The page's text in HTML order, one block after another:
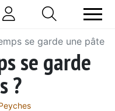
se garde une pâte à
se garde
?